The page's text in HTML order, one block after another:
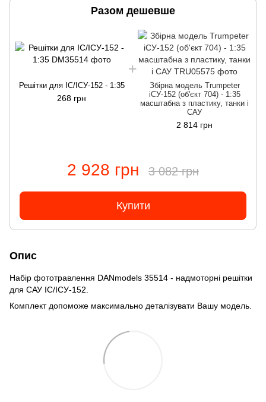
Разом дешевше
Решітки для ІС/ІСУ-152 - 1:35
268 грн
Збірна модель Trumpeter
іСУ-152 (об'єкт 704) - 1:35
масштабна з пластику, танки і
САУ
2 814 грн
2 928 грн 3 082 грн
Купити
Опис
Набір фототравлення DANmodels 35514 - надмоторні решітки
для САУ ІС/ІСУ-152.
Комплект допоможе максимально деталізувати Вашу модель.